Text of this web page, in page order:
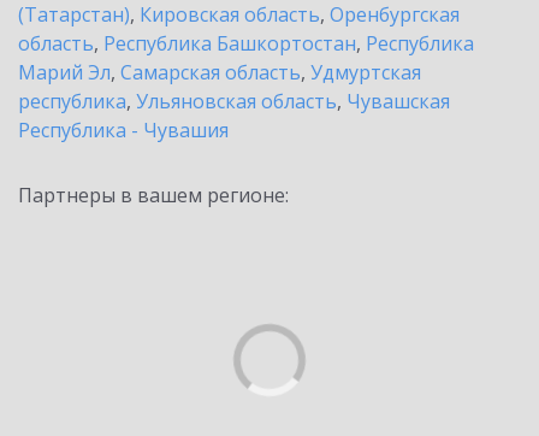
(Татарстан), Кировская область, Оренбургская
область, Республика Башкортостан, Республика
Марий Эл, Самарская область, Удмуртская
республика, Ульяновская область, Чувашская
Республика - Чувашия
Партнеры в вашем регионе: